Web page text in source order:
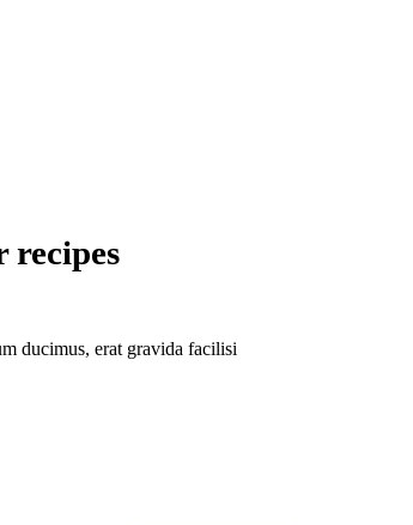
recipes
ducimus, erat gravida facilisi